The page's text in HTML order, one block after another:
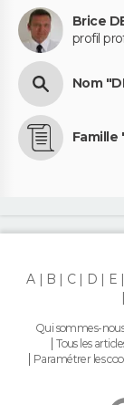
Brice
profil
Nom
Famille
A
B C D E
Qui sommes-
Tous les
Paramétrer les